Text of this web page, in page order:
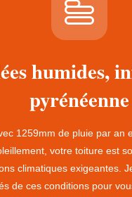
humides,
pyrénéenne
1259mm de pluie par an
votre toiture est
climatiques exigeantes.
de ces conditions pour